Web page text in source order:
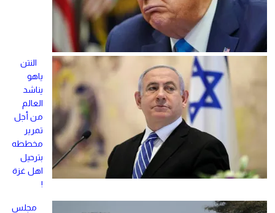
النتن
ياهو
يناشد
العالم
من أجل
تمرير
مخططه
بترحيل
اهل غزة
!
مجلس